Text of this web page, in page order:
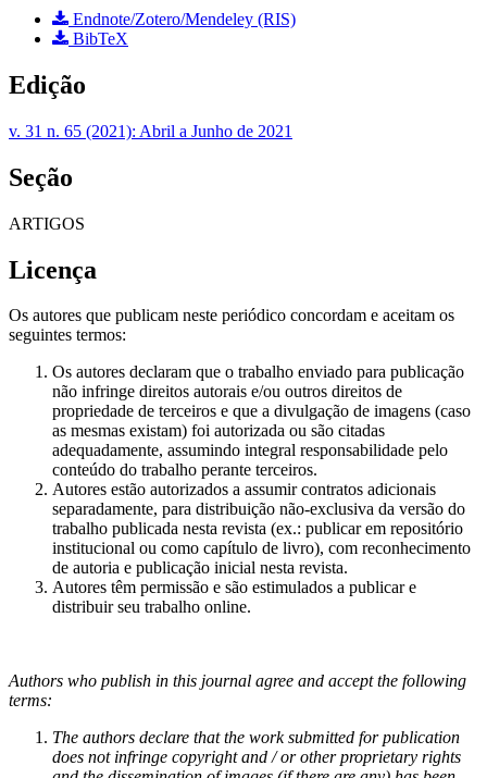
Endnote/Zotero/Mendeley (RIS)
BibTeX
Edição
v. 31 n. 65 (2021): Abril a Junho de 2021
Seção
ARTIGOS
Licença
Os autores que publicam neste periódico concordam e aceitam os
seguintes termos:
Os autores declaram que o trabalho enviado para publicação
não infringe direitos autorais e/ou outros direitos de
propriedade de terceiros e que a divulgação de imagens (caso
as mesmas existam) foi autorizada ou são citadas
adequadamente, assumindo integral responsabilidade pelo
conteúdo do trabalho perante terceiros.
Autores estão autorizados a assumir contratos adicionais
separadamente, para distribuição não-exclusiva da versão do
trabalho publicada nesta revista (ex.: publicar em repositório
institucional ou como capítulo de livro), com reconhecimento
de autoria e publicação inicial nesta revista.
Autores têm permissão e são estimulados a publicar e
distribuir seu trabalho online.
Authors who publish in this journal agree and accept the following
terms:
The authors declare that the work submitted for publication
does not infringe copyright and / or other proprietary rights